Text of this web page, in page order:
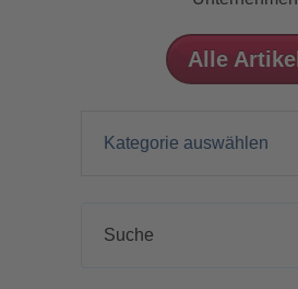
Alle Artikel